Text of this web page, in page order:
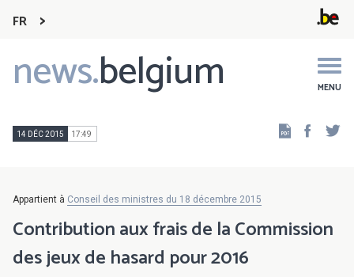
FR
news.belgium MENU
Main
navigation
14 DÉC 2015 17:49
Appartient à Conseil des ministres du 18 décembre 2015
Contribution aux frais de la Commission
des jeux de hasard pour 2016